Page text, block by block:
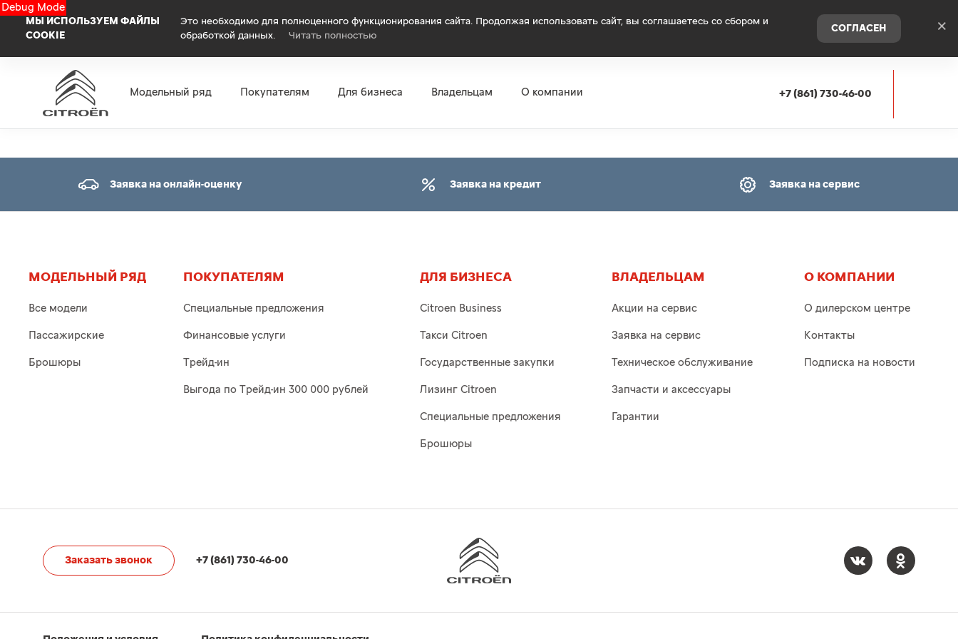
Debug Mode
МЫ ИСПОЛЬЗУЕМ ФАЙЛЫ
COOKIE
Это необходимо для полноценного функционирования сайта. Продолжая использовать сайт, вы соглашаетесь со сбором и
обработкой данных.
Читать полностью
СОГЛАСЕН ×
Модельный ряд Покупателям Для бизнеса Владельцам О компании +7 (861) 730-46-00
Заявка на онлайн-оценку Заявка на кредит Заявка на сервис
МОДЕЛЬНЫЙ РЯД
Все модели
Пассажирские
Брошюры
ПОКУПАТЕЛЯМ
Специальные предложения
Финансовые услуги
Трейд-ин
Выгода по Трейд-ин 300 000 рублей
ДЛЯ БИЗНЕСА
Citroen Business
Такси Citroen
Государственные закупки
Лизинг Citroen
Специальные предложения
Брошюры
ВЛАДЕЛЬЦАМ
Акции на сервис
Заявка на сервис
Техническое обслуживание
Запчасти и аксессуары
Гарантии
О КОМПАНИИ
О дилерском центре
Контакты
Подписка на новости
+7 (861) 730-46-00
Заказать звонок